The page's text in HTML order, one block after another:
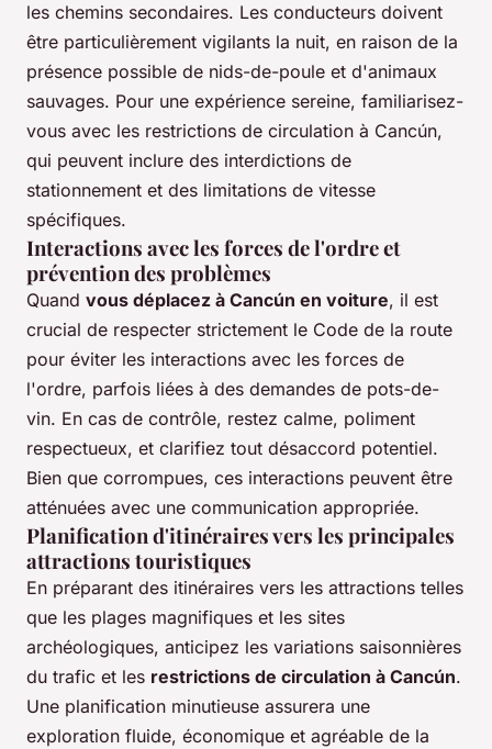
les chemins secondaires. Les conducteurs doivent
être particulièrement vigilants la nuit, en raison de la
présence possible de nids-de-poule et d'animaux
sauvages. Pour une expérience sereine, familiarisez-
vous avec les restrictions de circulation à Cancún,
qui peuvent inclure des interdictions de
stationnement et des limitations de vitesse
spécifiques.
Interactions avec les forces de l'ordre et
prévention des problèmes
Quand vous déplacez à Cancún en voiture, il est
crucial de respecter strictement le Code de la route
pour éviter les interactions avec les forces de
l'ordre, parfois liées à des demandes de pots-de-
vin. En cas de contrôle, restez calme, poliment
respectueux, et clarifiez tout désaccord potentiel.
Bien que corrompues, ces interactions peuvent être
atténuées avec une communication appropriée.
Planification d'itinéraires vers les principales
attractions touristiques
En préparant des itinéraires vers les attractions telles
que les plages magnifiques et les sites
archéologiques, anticipez les variations saisonnières
du trafic et les restrictions de circulation à Cancún.
Une planification minutieuse assurera une
exploration fluide, économique et agréable de la